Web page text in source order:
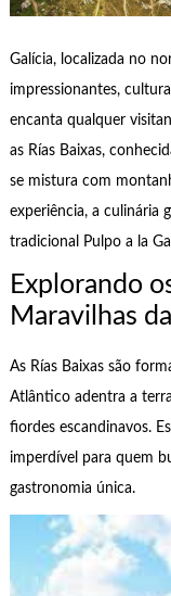
Galícia, localizada no
impressionantes,
encanta qualquer
as Rías Baixas,
se mistura com
experiência, a culinária
tradicional Pulpo a la
Explorando
Maravilhas
As Rías Baixas são
Atlântico adentra a
fiordes escandinavos.
imperdível para quem
gastronomia única.